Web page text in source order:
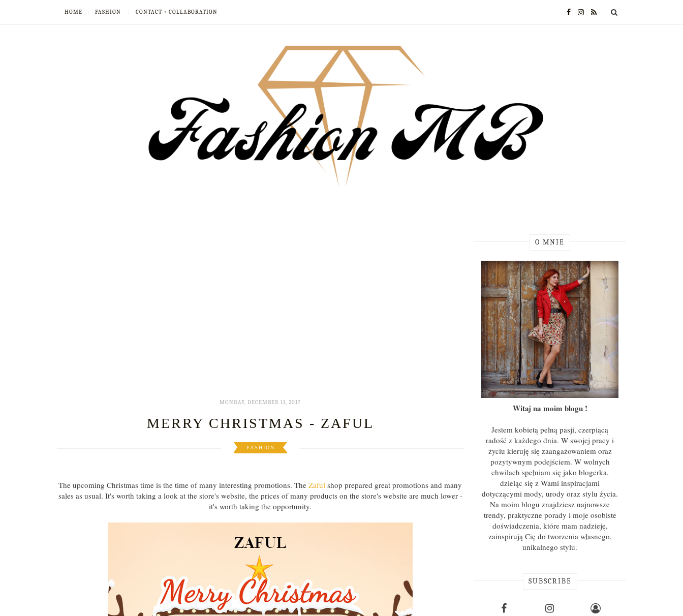
HOME FASHION CONTACT + COLLABORATION
MONDAY, DECEMBER 11, 2017
MERRY CHRISTMAS - ZAFUL
FASHION
The upcoming Christmas time is the time of many interesting promotions. The Zaful shop prepared great promotions and many
sales as usual. It's worth taking a look at the store's website, the prices of many products on the store's website are much lower -
it's worth taking the opportunity.
O MNIE
Witaj na moim blogu !
Jestem kobietą pełną pasji, czerpiącą
radość z każdego dnia. W swojej pracy i
życiu kieruję się zaangażowaniem oraz
pozytywnym podejściem. W wolnych
chwilach spełniam się jako blogerka,
dzieląc się z Wami inspiracjami
dotyczącymi mody, urody oraz stylu życia.
Na moim blogu znajdziesz najnowsze
trendy, praktyczne porady i moje osobiste
doświadczenia, które mam nadzieję,
zainspirują Cię do tworzenia własnego,
unikalnego stylu.
SUBSCRIBE